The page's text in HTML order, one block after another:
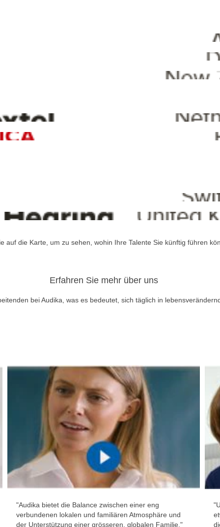
auf die Karte, um zu sehen, wohin Ihre Talente Sie künftig führen
Erfahren Sie mehr über uns
bei Audika, was es bedeutet, sich täglich in
"Audika bietet die Balance zwischen einer eng
verbundenen lokalen und familiären Atmosphäre und
der Unterstützung einer grösseren, globalen Familie."